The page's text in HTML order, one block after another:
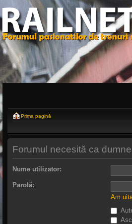
Prima pagină
Forumul necesită ca
Nume utilizator:
Parolă:
Am